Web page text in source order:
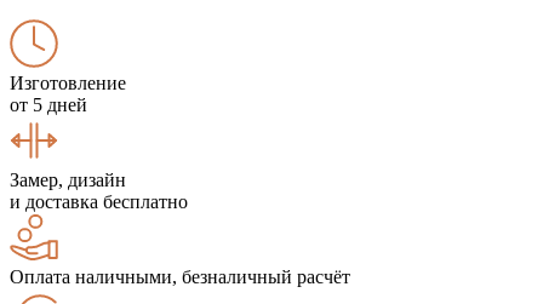
Изготовление
от 5 дней
Замер, дизайн
и доставка бесплатно
Оплата наличными, безналичный расчёт